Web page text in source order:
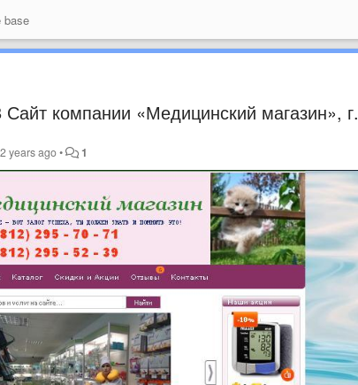
base
компании «Медицинский магазин», г.
years ago• 1